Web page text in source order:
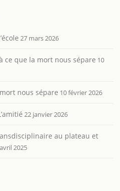
27 mars 2026
ce que la mort nous sépare 10
nous sépare 10 février 2026
22 janvier 2026
au plateau et
2025